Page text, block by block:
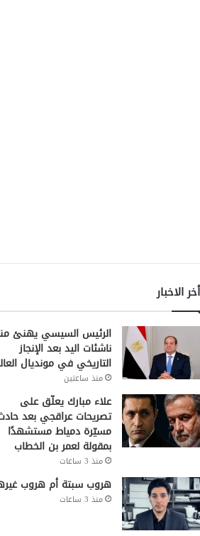
أخر الاخبار
الرئيس السيسي يهنئ
ناشئات اليد بعد الإنجاز
التاريخي في مونديال
منذ ساعتين
علاء مبارك يعلّق على
تصريحات عراقجي بعد
مسيّرة دمياط مستشهدًا
بمقولة لعمر بن الخطاب
منذ 3 ساعات
هروب سبتة أم هروب
منذ 3 ساعات